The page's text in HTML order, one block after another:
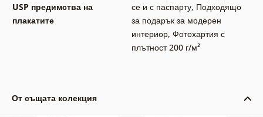
USP предимства на
плакатите
се и с паспарту, Подходящо
за подарък за модерен
интериор, Фотохартия с
плътност 200 г/м²
От същата колекция